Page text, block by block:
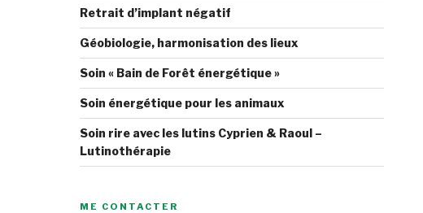
Retrait d’implant négatif
Géobiologie, harmonisation des lieux
Soin « Bain de Forêt énergétique »
Soin énergétique pour les animaux
Soin rire avec les lutins Cyprien & Raoul –
Lutinothérapie
ME CONTACTER